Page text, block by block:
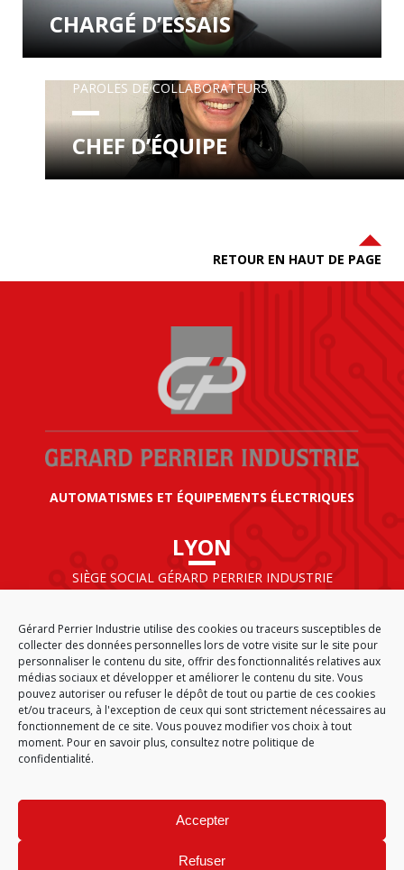
Gérard Perrier Industrie utilise des cookies ou traceurs susceptibles de
collecter des données personnelles lors de votre visite sur le site pour
personnaliser le contenu du site, offrir des fonctionnalités relatives aux
médias sociaux et développer et améliorer le contenu du site. Vous
pouvez autoriser ou refuser le dépôt de tout ou partie de ces cookies
et/ou traceurs, à l'exception de ceux qui sont strictement nécessaires au
fonctionnement de ce site. Vous pouvez modifier vos choix à tout
moment. Pour en savoir plus, consultez notre politique de
confidentialité.
Accepter
Refuser
CHARGÉ D’ESSAIS
PAROLES DE COLLABORATEURS
CHEF D’ÉQUIPE
RETOUR EN HAUT DE PAGE
AUTOMATISMES ET ÉQUIPEMENTS ÉLECTRIQUES
LYON
SIÈGE SOCIAL GÉRARD PERRIER INDUSTRIE
69125 LYON AÉROPORT SAINT EXUPÉRY
FRANCE
ACCUEIL CGA PLAN DU SITE
MENTIONS LÉGALES
DONNÉES PERSONNELLES
GÉRARD PERRIER INDUSTRIE – TOUS DROITS RÉSERVÉS